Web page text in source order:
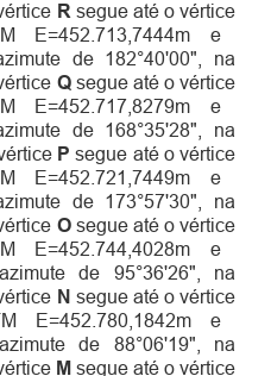
R segue até o vértice
E=452.713,7444m e
de 182°40'00", na
Q segue até o vértice
E=452.717,8279m e
de 168°35'28", na
Psegue até o vértice
E=452.721,7449m e
de 173°57'30", na
O segue até o vértice
E=452.744,4028m e
de 95°36'26", na
N segue até o vértice
E=452.780,1842m e
de 88°06'19", na
M segue até o vértice